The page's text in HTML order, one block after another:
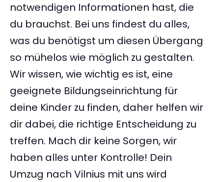
notwendigen Informationen hast, die
du brauchst. Bei uns findest du alles,
was du benötigst um diesen Übergang
so mühelos wie möglich zu gestalten.
Wir wissen, wie wichtig es ist, eine
geeignete Bildungseinrichtung für
deine Kinder zu finden, daher helfen wir
dir dabei, die richtige Entscheidung zu
treffen. Mach dir keine Sorgen, wir
haben alles unter Kontrolle! Dein
Umzug nach Vilnius mit uns wird